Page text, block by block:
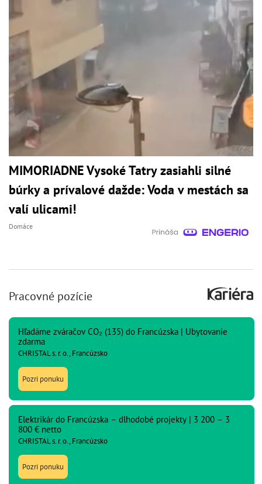
MIMORIADNE Vysoké Tatry zasiahli silné
búrky a prívalové dažde: Voda v mestách sa
valí ulicami!
Domáce
Pracovné pozície
Hľadáme zváračov CO₂ (135) do Francúzska | Ubytovanie
zdarma
CHRISTAL s. r. o., Francúzsko
Pozri ponuku
Elektrikár do Francúzska – dlhodobé projekty | 3 200 – 3
800 € netto
CHRISTAL s. r. o., Francúzsko
Pozri ponuku